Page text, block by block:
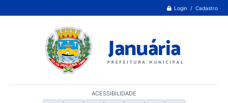
Login / Cadastro
ACESSIBILIDADE